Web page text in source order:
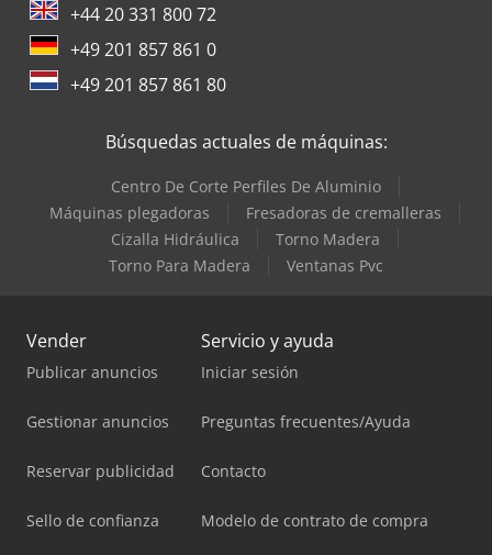
+44 20 331 800 72
+49 201 857 861 0
+49 201 857 861 80
Búsquedas actuales de máquinas:
Centro De Corte Perfiles De Aluminio
Máquinas plegadoras
Fresadoras de cremalleras
Cizalla Hidráulica
Torno Madera
Torno Para Madera
Ventanas Pvc
Vender
Publicar anuncios
Gestionar anuncios
Reservar publicidad
Sello de confianza
Servicio y ayuda
Iniciar sesión
Preguntas frecuentes/Ayuda
Contacto
Modelo de contrato de compra